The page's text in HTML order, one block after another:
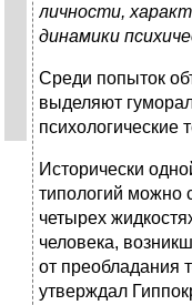
личности,
динамики
Среди попыток
выделяют
психологические
Исторически
типологий можно
четырех
человека,
от преобладания
утверждал